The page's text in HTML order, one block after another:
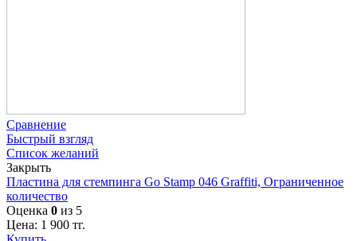
Сравнение
Быстрый взгляд
Список желаний
Закрыть
Пластина для стемпинга Go Stamp 046 Graffiti, Ограниченное
количество
Оценка 0 из 5
Цена: 1 900 тг.